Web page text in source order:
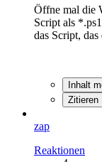
Öffne mal die
Script als
das Script,
Inhalt
Zitieren
zap
Reaktionen